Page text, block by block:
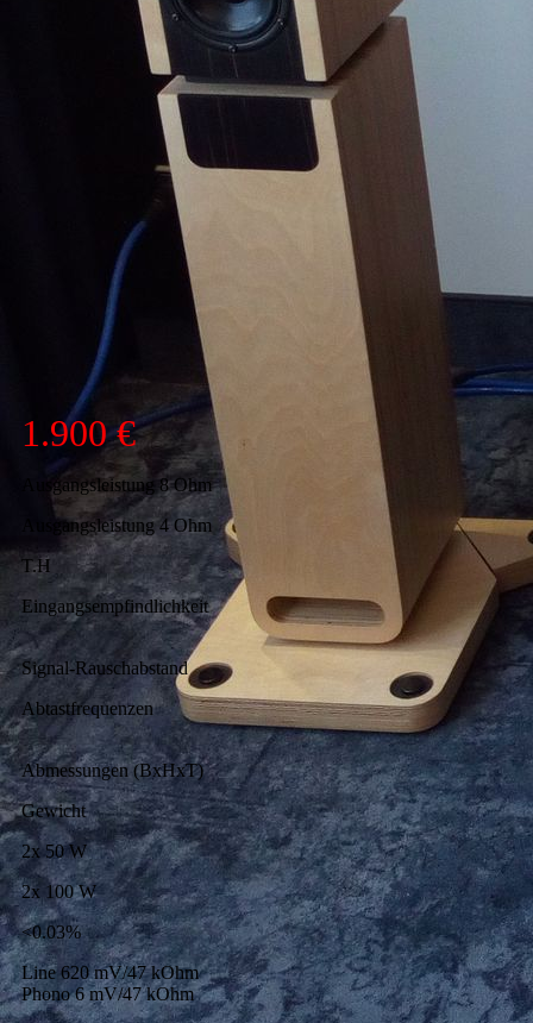
1.900 €
Ausgangsleistung 8 Ohm
Ausgangsleistung 4 Ohm
T.H
Eingangsempfindlichkeit
Signal-Rauschabstand
Abtastfrequenzen
Abmessungen (BxHxT)
Gewicht
2x 50 W
2x 100 W
<0.03%
Line 620 mV/47 kOhm
Phono 6 mV/47 kOhm